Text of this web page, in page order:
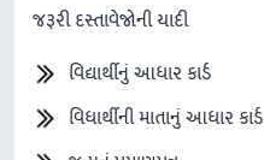
જરૂરી દસ્તાવેજોની યાદી
વિદ્યાર્થીનું આધાર કાર્ડ
વિધાર્થીની માતાનું આધાર કાર્ડ